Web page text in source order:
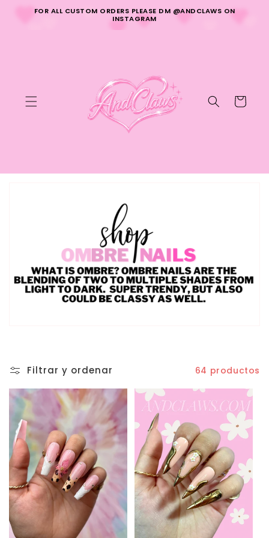
directamente
al contenido
FOR ALL CUSTOM ORDERS PLEASE DM @ANDCLAWS ON
INSTAGRAM
Carrito
Filtrar y ordenar 64 productos